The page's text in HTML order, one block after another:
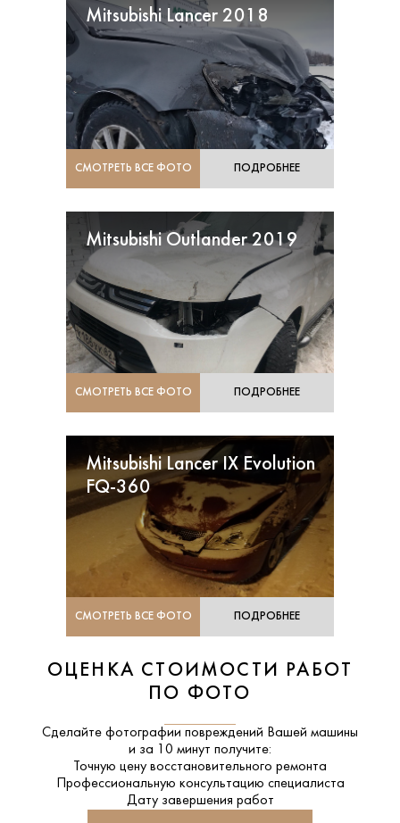
Mitsubishi Lancer 2018
СМОТРЕТЬ ВСЕ ФОТО ПОДРОБНЕЕ
Mitsubishi Outlander 2019
СМОТРЕТЬ ВСЕ ФОТО ПОДРОБНЕЕ
Mitsubishi Lancer IX Evolution
FQ-360
СМОТРЕТЬ ВСЕ ФОТО ПОДРОБНЕЕ
ОЦЕНКА СТОИМОСТИ РАБОТ
ПО ФОТО
Сделайте фотографии повреждений Вашей машины
и за
10 минут получите:
Точную цену восстановительного ремонта
Профессиональную консультацию специалиста
Дату завершения работ